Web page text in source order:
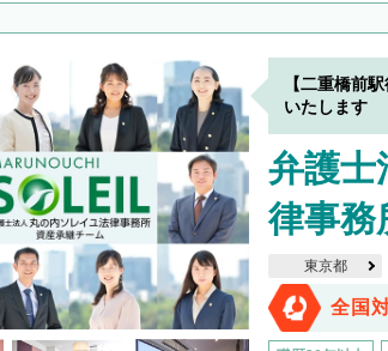
【二重橋前
いたします
弁護士
律事務
東京都
全国